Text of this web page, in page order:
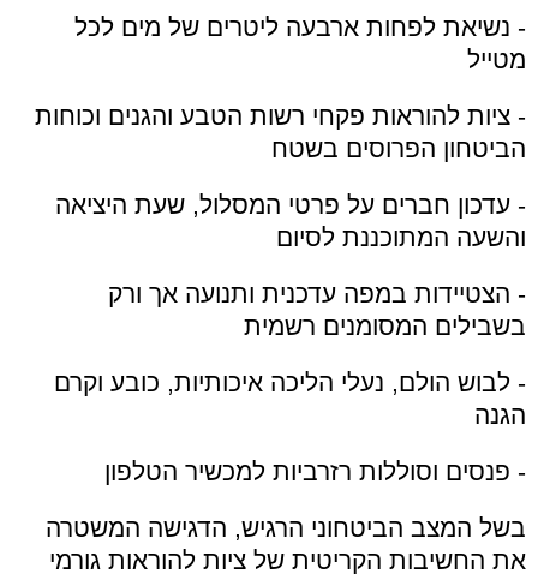
- נשיאת לפחות ארבעה ליטרים של מים לכל
מטייל
- ציות להוראות פקחי רשות הטבע והגנים וכוחות
הביטחון הפרוסים בשטח
- עדכון חברים על פרטי המסלול, שעת היציאה
והשעה המתוכננת לסיום
- הצטיידות במפה עדכנית ותנועה אך ורק
בשבילים המסומנים רשמית
- לבוש הולם, נעלי הליכה איכותיות, כובע וקרם
הגנה
- פנסים וסוללות רזרביות למכשיר הטלפון
בשל המצב הביטחוני הרגיש, הדגישה המשטרה
את החשיבות הקריטית של ציות להוראות גורמי